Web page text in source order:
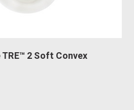
2 Soft Convex